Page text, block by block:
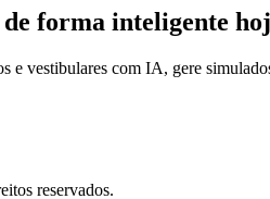
forma inteligente
e vestibulares com IA, gere
reservados.